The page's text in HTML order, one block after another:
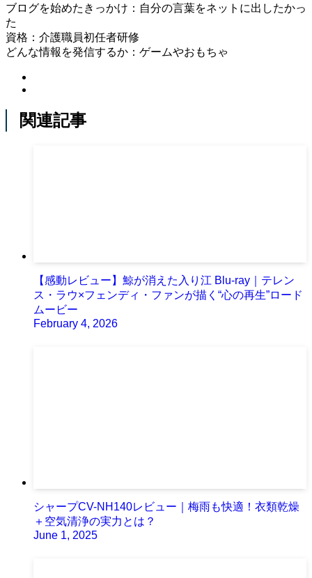
ブログを始めたきっかけ：自分の言葉をネットに出したかっ
た
資格：介護職員初任者研修
どんな情報を発信するか：ゲームやおもちゃ
関連記事
【感動レビュー】鯨が消えた入り江 Blu-ray｜テレン
ス・ラウ×フェンディ・ファンが描く“心の再生”ロード
ムービー
February 4, 2026
シャープCV-NH140レビュー｜梅雨も快適！衣類乾燥
＋空気清浄の実力とは？
June 1, 2025